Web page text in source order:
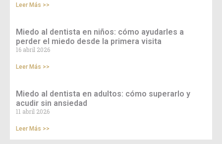
Leer Más >>
Miedo al dentista en niños: cómo ayudarles a
perder el miedo desde la primera visita
16 abril 2026
Leer Más >>
Miedo al dentista en adultos: cómo superarlo y
acudir sin ansiedad
11 abril 2026
Leer Más >>